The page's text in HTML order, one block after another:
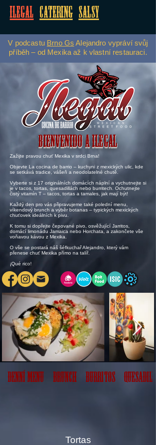
Ilegal Catering Salsy
V podcastu Brno Gs Alejandro vypráví svůj
příběh – od Mexika až k vlastní restauraci.
Bienvenido a ILEGAL
Zažijte pravou chuť Mexika v srdci Brna!​
Objevte La cocina de barrio – kuchyni z mexických ulic, kde
se setkává tradice, vášeň a neodolatelné chutě.
​Vyberte si z 17 originálních domácích náplní a vychutnejte si
je v tacos, tortas, quesadillách nebo burritech. Ochutnejte
čistý vitamín T – tacos, tortas a tamales, jak mají být!
​Každý den pro vás připravujeme také polední menu,
víkendový brunch a výběr botanas – typických mexických
chuťovek ideálních k pivu.
​K tomu si dopřejte čepované pivo, osvěžující Jarritos,
domácí limonádu Jamaica nebo Horchata, a zakončete vše
voňavou kávou z Mexika.
​O vše se postará náš šéfkuchař Alejandro, který vám
přenese chuť Mexika přímo na talíř.​
¡Qué rico!
Denní menu Brunch Burritos Quesadillas
Tortas